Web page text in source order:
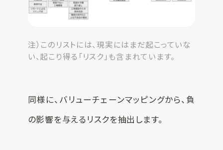
注）このリストには、現実にはまだ起こっていな
い、起こり得る「リスク」も含まれています。
同様に、バリューチェーンマッピングから、負
の影響を与えるリスクを抽出します。